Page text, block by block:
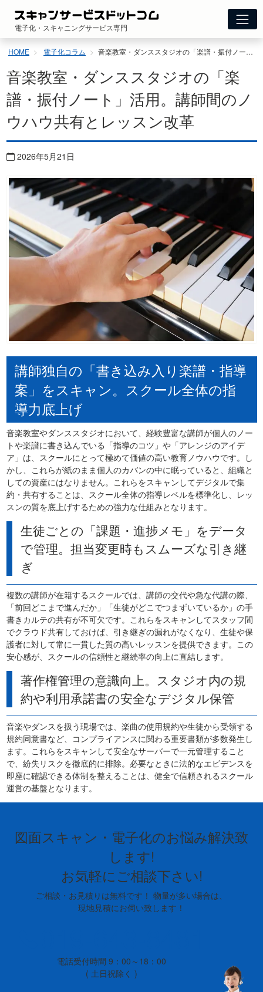
ス
キ
ッ
電子化・スキャニングサービス専門
HOME 電子化コラム 音楽教室・ダンススタジオの「楽譜・振付ノート」活用。講師間のノウハウ共有とレッスン改革
音楽教室・ダンススタジオの「楽
譜・振付ノート」活用。講師間のノ
ウハウ共有とレッスン改革
2026年5月21日
講師独自の「書き込み入り楽譜・指導
案」をスキャン。スクール全体の指
導力底上げ
音楽教室やダンススタジオにおいて、経験豊富な講師が個人のノー
トや楽譜に書き込んでいる「指導のコツ」や「アレンジのアイデ
ア」は、スクールにとって極めて価値の高い教育ノウハウです。し
かし、これらが紙のまま個人のカバンの中に眠っていると、組織と
しての資産にはなりません。これらをスキャンしてデジタルで集
約・共有することは、スクール全体の指導レベルを標準化し、レッ
スンの質を底上げするための強力な仕組みとなります。
生徒ごとの「課題・進捗メモ」をデータ
で管理。担当変更時もスムーズな引き継
ぎ
複数の講師が在籍するスクールでは、講師の交代や急な代講の際、
「前回どこまで進んだか」「生徒がどこでつまずいているか」の手
書きカルテの共有が不可欠です。これらをスキャンしてスタッフ間
でクラウド共有しておけば、引き継ぎの漏れがなくなり、生徒や保
護者に対して常に一貫した質の高いレッスンを提供できます。この
安心感が、スクールの信頼性と継続率の向上に直結します。
著作権管理の意識向上。スタジオ内の規
約や利用承諾書の安全なデジタル保管
音楽やダンスを扱う現場では、楽曲の使用規約や生徒から受領する
規約同意書など、コンプライアンスに関わる重要書類が多数発生し
ます。これらをスキャンして安全なサーバーで一元管理すること
で、紛失リスクを徹底的に排除。必要なときに法的なエビデンスを
即座に確認できる体制を整えることは、健全で信頼されるスクール
運営の基盤となります。
図面スキャン・電子化のお悩み解決致
します!
お気軽にご相談下さい!
ご相談・お見積りは無料です！ 物量が多い場合は、
現地見積にお伺い致します！
電話受付時間 9：00～18：00
( 土日祝除く )